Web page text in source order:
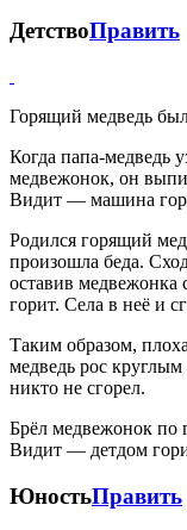
ДетствоПравить
Горящий медведь
Когда папа-медведь
медвежонок, он
Видит — машина
Родился горящий
произошла беда.
оставив
горит. Села в неё и
Таким образом,
медведь рос
никто не сгорел.
Брёл медвежонок по
Видит — детдом
ЮностьПравить